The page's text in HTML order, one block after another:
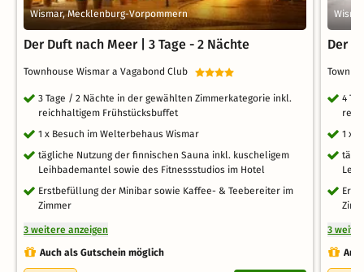
Wismar, Mecklenburg-Vorpommern
Der Duft nach Meer | 3 Tage - 2 Nächte
Townhouse Wismar a Vagabond Club
3 Tage / 2 Nächte in der gewählten Zimmerkategorie inkl.
reichhaltigem Frühstücksbuffet
1 x Besuch im Welterbehaus Wismar
tägliche Nutzung der finnischen Sauna inkl. kuscheligem
Leihbademantel sowie des Fitnessstudios im Hotel
Erstbefüllung der Minibar sowie Kaffee- & Teebereiter im
Zimmer
3 weitere anzeigen
Auch als Gutschein möglich
Der
4
1 x
3